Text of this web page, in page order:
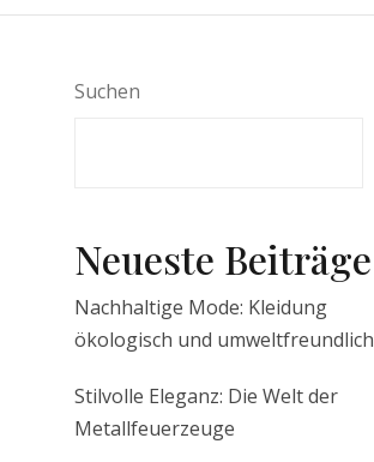
Suchen
Neueste Beiträge
Nachhaltige Mode: Kleidung
ökologisch und umweltfreundlich
Stilvolle Eleganz: Die Welt der
Metallfeuerzeuge